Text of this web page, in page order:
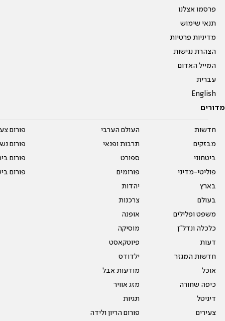
פרסמו אצלנו
תנאי שימוש
מדיניות פרטיות
הצהרת נגישות
המייל האדום
עברית
English
מדורים
חדשות
מבזקים
ביטחוני
פוליטי-מדיני
בארץ
בעולם
משפט ופלילים
כלכלה ונדל"ן
דעות
חדשות המגזר
אוכל
כיפה שחורה
דיגיטל
צעירים
העולם הערבי
תרבות ופנאי
ספורט
פורומים
יהדות
צרכנות
אופנה
מוסיקה
פיוטקאסט
ילדודס
מודעות אבל
מזג אוויר
תגיות
פורום הריון ולידה
פורום
פורום
פורום
פורום